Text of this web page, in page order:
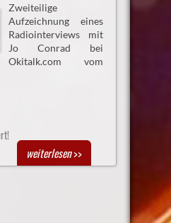
Zweiteilige
Aufzeichnung eines
Radiointerviews mit
Jo Conrad bei
Okitalk.com vom
weiterlesen>>